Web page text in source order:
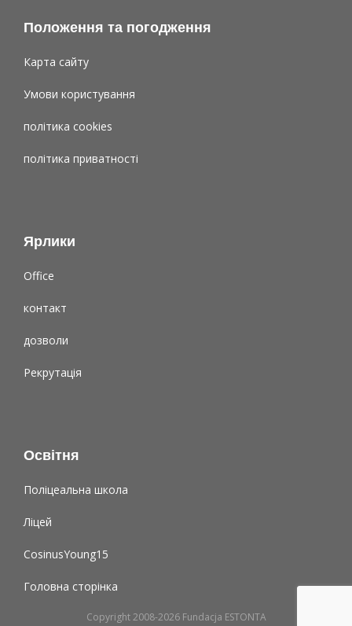
Положення та погодження
Карта сайту
Умови користування
політика cookies
політика приватності
Ярлики
Office
контакт
дозволи
Рекрутація
Освітня
Поліцеальна школа
Ліцей
CosinusYoung15
Головна сторінка
Copyright 2008-2026 Fundacja ESTONTA